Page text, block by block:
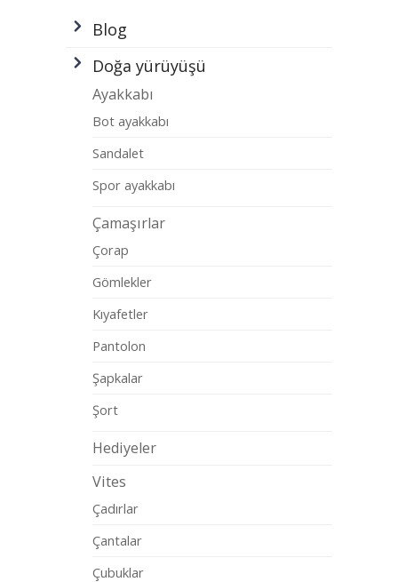
Blog
Doğa yürüyüşü
Ayakkabı
Bot ayakkabı
Sandalet
Spor ayakkabı
Çamaşırlar
Çorap
Gömlekler
Kıyafetler
Pantolon
Şapkalar
Şort
Hediyeler
Vites
Çadırlar
Çantalar
Çubuklar